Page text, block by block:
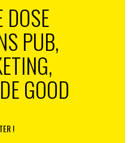
DOSE
PUB,
GOOD
!